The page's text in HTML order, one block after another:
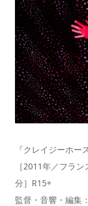
『クレイジーホ
［2011年／フラ
分］R15+
監督・音響・編集